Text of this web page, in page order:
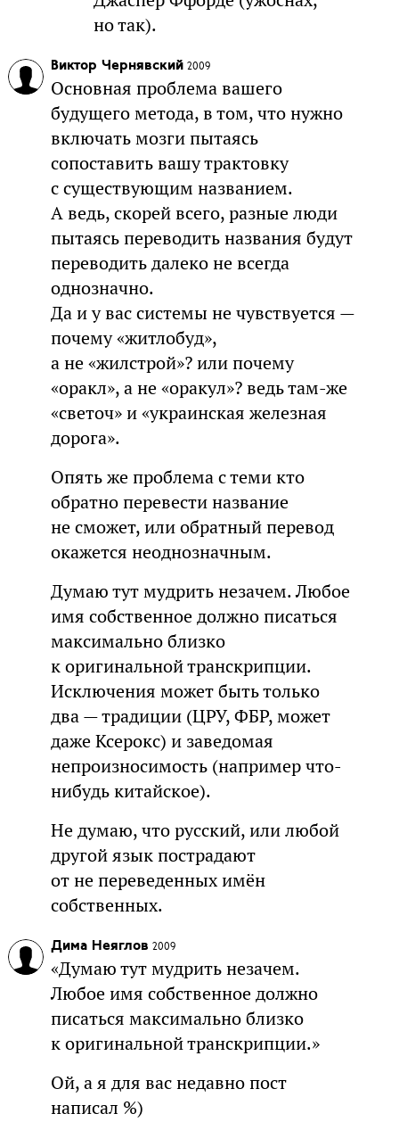
но так).
Виктор Чернявский 2009
Основная проблема вашего
будущего метода, в том, что нужно
включать мозги пытаясь
сопоставить вашу трактовку
с существующим названием.
А ведь, скорей всего, разные люди
пытаясь переводить названия будут
переводить далеко не всегда
однозначно.
Да и у вас системы не чувствуется —
почему «житлобуд»,
а не «жилстрой»? или почему
«оракл», а не «оракул»? ведь там-же
«светоч» и «украинская железная
дорога».
Опять же проблема с теми кто
обратно перевести название
не сможет, или обратный перевод
окажется неоднозначным.
Думаю тут мудрить незачем. Любое
имя собственное должно писаться
максимально близко
к оригинальной транскрипции.
Исключения может быть только
два — традиции (ЦРУ, ФБР, может
даже Ксерокс) и заведомая
непроизносимость (например что-
нибудь китайское).
Не думаю, что русский, или любой
другой язык пострадают
от не переведенных имён
собственных.
Дима Неяглов 2009
«Думаю тут мудрить незачем.
Любое имя собственное должно
писаться максимально близко
к оригинальной транскрипции.»
Ой, а я для вас недавно пост
написал %)